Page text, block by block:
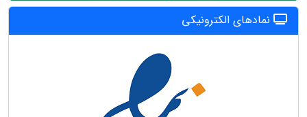
نمادهای الکترونیکی